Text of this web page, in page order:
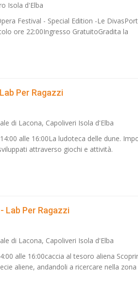
Isola d'Elba
Festival - Special Edition -Le
ore 22:00Ingresso GratuitoGradita la
Per Ragazzi
di Lacona, Capoliveri Isola d'Elba
alle 16:00La ludoteca delle dune.
attraverso giochi e attività.
Lab Per Ragazzi
di Lacona, Capoliveri Isola d'Elba
alle 16:00caccia al tesoro aliena
aliene, andandoli a ricercare nella